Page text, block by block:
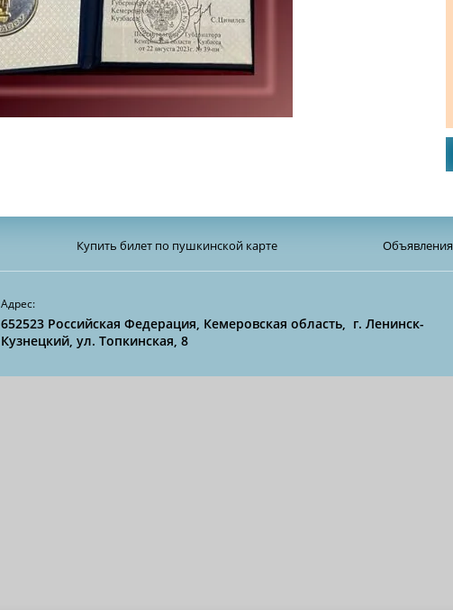
Купить билет по пушкинской карте Объявления
Адрес:
652523 Российская Федерация, Кемеровская область, г. Ленинск-
Кузнецкий, ул. Топкинская, 8